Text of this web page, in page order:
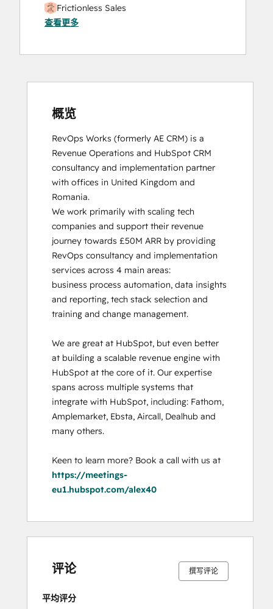
Frictionless Sales
HubSpot Implementation for Partners
Certification
Inbound
Platform Consulting
查看更多
概览
RevOps Works (formerly AE CRM) is a
Revenue Operations and HubSpot CRM
consultancy and implementation partner
with offices in United Kingdom and
Romania.
We work primarily with scaling tech
companies and support their revenue
journey towards £50M ARR by providing
RevOps consultancy and implementation
services across 4 main areas:
business process automation, data insights
and reporting, tech stack selection and
training and change management.
We are great at HubSpot, but even better
at building a scalable revenue engine with
HubSpot at the core of it. Our expertise
spans across multiple systems that
integrate with HubSpot, including: Fathom,
Amplemarket, Ebsta, Aircall, Dealhub and
many others.
https://meetings-
eu1.hubspot.com/alex40
评论 撰写评论
平均评分
成
成
成
成
成